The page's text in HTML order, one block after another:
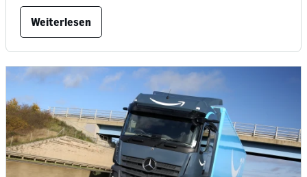
Weiterlesen